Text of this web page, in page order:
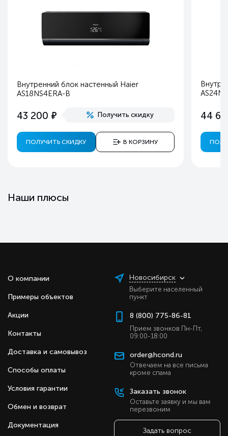
Внутренний блок настенный Haier
AS18NS4ERA-B
43 200 е Получить скидку
ПОЛУЧИТЬ СКИДКУ В КОРЗИНУ
44
Наши плюсы
О компании
Примеры объектов
Акции
Контакты
Доставка и самовывоз
Способы оплаты
Условия гарантии
Обмен и возврат
Документация
Новосибирск
Выберите населенный
пункт
8 (800) 775-86-81
Прием звонков Пн-Пт,
09:00-18:00
order@hcond.ru
Отвечаем на все письма
кроме спама
Заказать звонок
Оставьте заявку и мы вам
перезвоним
Задать вопрос